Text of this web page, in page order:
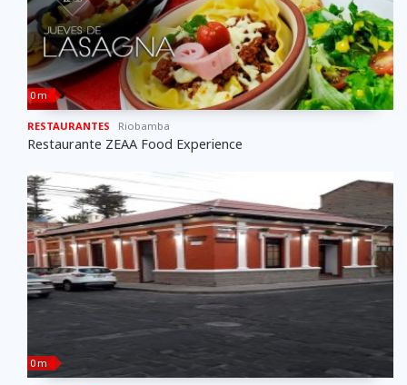
0 m
RESTAURANTES Riobamba
Restaurante ZEAA Food Experience
0 m